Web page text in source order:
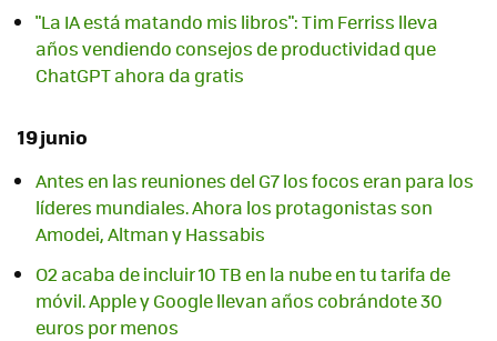
"La IA está matando mis libros": Tim Ferriss lleva
años vendiendo consejos de productividad que
ChatGPT ahora da gratis
19 junio
Antes en las reuniones del G7 los focos eran para los
líderes mundiales. Ahora los protagonistas son
Amodei, Altman y Hassabis
O2 acaba de incluir 10 TB en la nube en tu tarifa de
móvil. Apple y Google llevan años cobrándote 30
euros por menos